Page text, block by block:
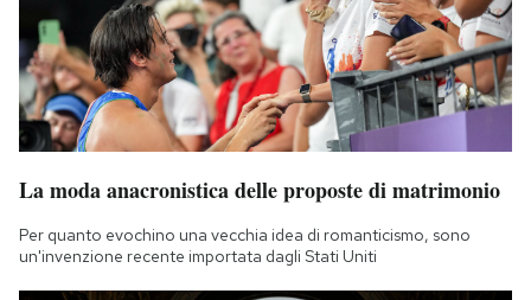
La moda anacronistica delle proposte di matrimonio
Per quanto evochino una vecchia idea di romanticismo, sono
un'invenzione recente importata dagli Stati Uniti